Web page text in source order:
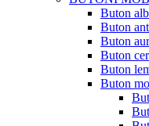
Buton alb
Buton
Buton
Buton
Buton
Buton